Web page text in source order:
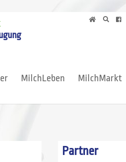
MilchLeben MilchMarkt
Partner